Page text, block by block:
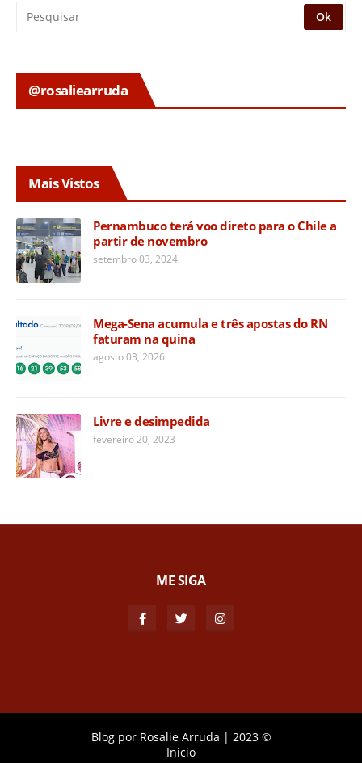
@rosaliearruda
Mais Vistos
Pernambuco terá voo direto para o Chile a
partir de novembro
setembro 03, 2024
Mega-Sena acumula e três apostas do RN
faturam na quina
agosto 03, 2026
Livre e desimpedida
fevereiro 20, 2023
ME SIGA
Blog por Rosalie Arruda | 2023 ©
Inicio